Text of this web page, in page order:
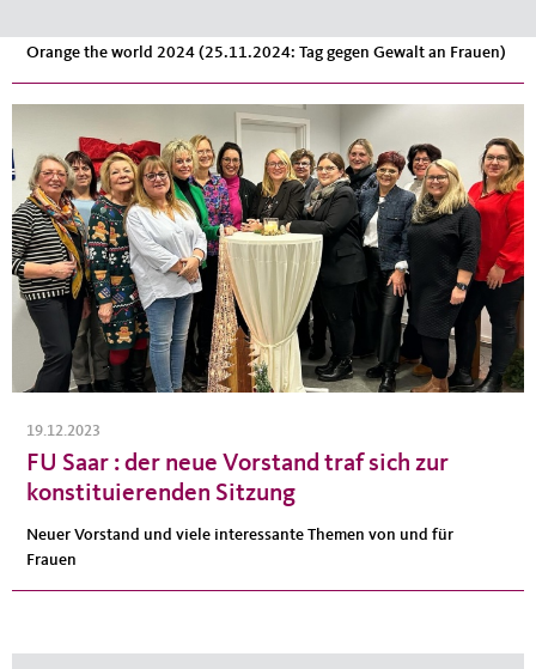
Orange the world 2024 (25.11.2024: Tag gegen Gewalt an Frauen)
19.12.2023
FU Saar : der neue Vorstand traf sich zur
konstituierenden Sitzung
Neuer Vorstand und viele interessante Themen von und für
Frauen